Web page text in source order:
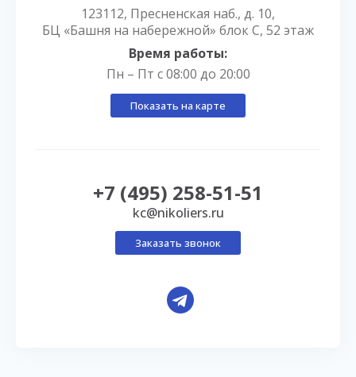
123112, Пресненская наб., д. 10,
БЦ «Башня на набережной» блок С, 52 этаж
Время работы:
Пн – Пт с 08:00 до 20:00
Показать на карте
+7 (495) 258-51-51
kc@nikoliers.ru
Заказать звонок